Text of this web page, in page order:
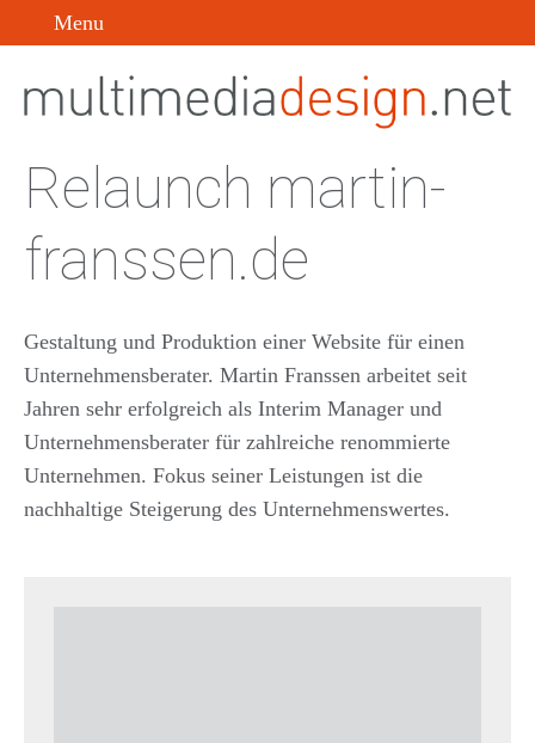
Menu
Relaunch martin-
franssen.de
Gestaltung und Produktion einer Website für einen
Unternehmensberater. Martin Franssen arbeitet seit
Jahren sehr erfolgreich als Interim Manager und
Unternehmensberater für zahlreiche renommierte
Unternehmen. Fokus seiner Leistungen ist die
nachhaltige Steigerung des Unternehmenswertes.